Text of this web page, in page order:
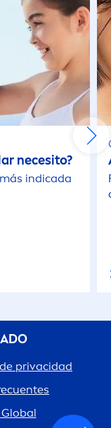
necesito?
indicada
privacidad